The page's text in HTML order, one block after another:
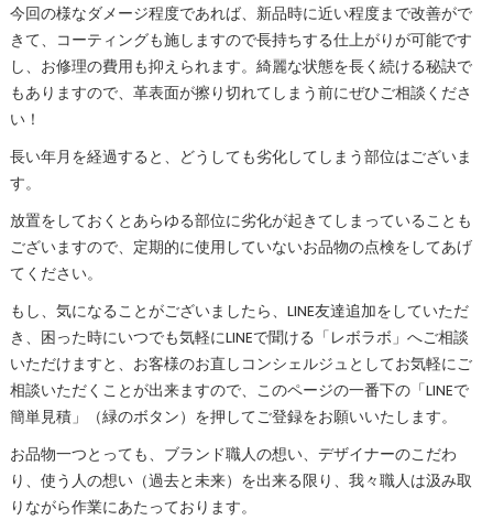
今回の様なダメージ程度であれば、新品時に近い程度まで改善がで
きて、コーティングも施しますので長持ちする仕上がりが可能です
し、お修理の費用も抑えられます。綺麗な状態を長く続ける秘訣で
もありますので、革表面が擦り切れてしまう前にぜひご相談くださ
い！
長い年月を経過すると、どうしても劣化してしまう部位はございま
す。
放置をしておくとあらゆる部位に劣化が起きてしまっていることも
ございますので、定期的に使用していないお品物の点検をしてあげ
てください。
もし、気になることがございましたら、LINE友達追加をしていただ
き、困った時にいつでも気軽にLINEで聞ける「レボラボ」へご相談
いただけますと、お客様のお直しコンシェルジュとしてお気軽にご
相談いただくことが出来ますので、このページの一番下の「LINEで
簡単見積」（緑のボタン）を押してご登録をお願いいたします。
お品物一つとっても、ブランド職人の想い、デザイナーのこだわ
り、使う人の想い（過去と未来）を出来る限り、我々職人は汲み取
りながら作業にあたっております。